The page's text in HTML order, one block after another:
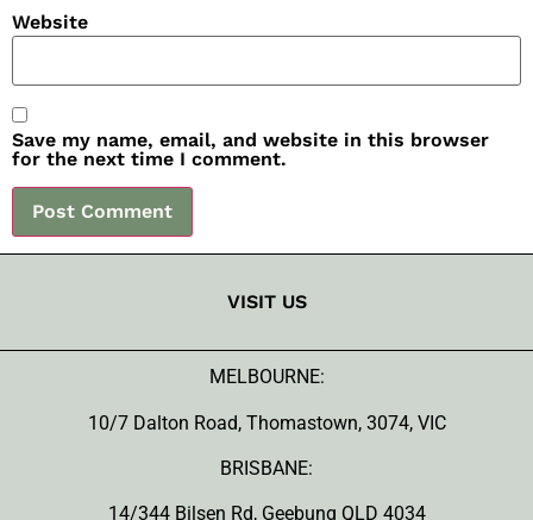
Website
Save my name, email, and website in this browser
for the next time I comment.
VISIT US
MELBOURNE:
10/7 Dalton Road, Thomastown, 3074, VIC
BRISBANE:
14/344 Bilsen Rd, Geebung QLD 4034